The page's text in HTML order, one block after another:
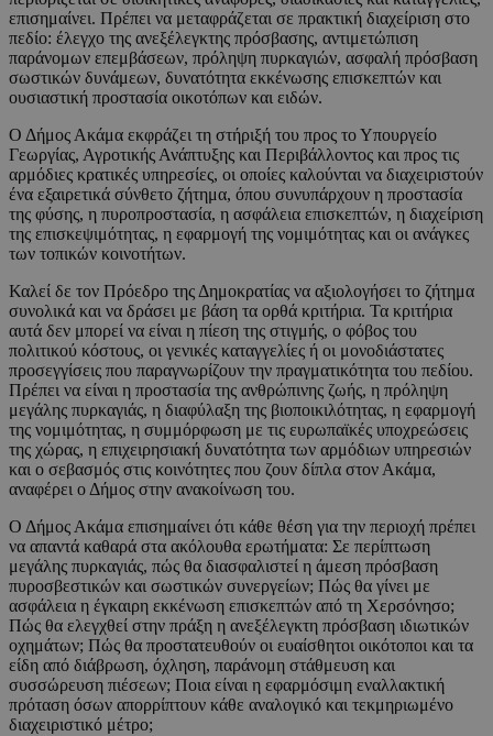
επισημαίνει. Πρέπει να μεταφράζεται σε πρακτική διαχείριση στο
πεδίο: έλεγχο της ανεξέλεγκτης πρόσβασης, αντιμετώπιση
παράνομων επεμβάσεων, πρόληψη πυρκαγιών, ασφαλή πρόσβαση
σωστικών δυνάμεων, δυνατότητα εκκένωσης επισκεπτών και
ουσιαστική προστασία οικοτόπων και ειδών.
Ο Δήμος Ακάμα εκφράζει τη στήριξή του προς το Υπουργείο
Γεωργίας, Αγροτικής Ανάπτυξης και Περιβάλλοντος και προς τις
αρμόδιες κρατικές υπηρεσίες, οι οποίες καλούνται να διαχειριστούν
ένα εξαιρετικά σύνθετο ζήτημα, όπου συνυπάρχουν η προστασία
της φύσης, η πυροπροστασία, η ασφάλεια επισκεπτών, η διαχείριση
της επισκεψιμότητας, η εφαρμογή της νομιμότητας και οι ανάγκες
των τοπικών κοινοτήτων.
Καλεί δε τον Πρόεδρο της Δημοκρατίας να αξιολογήσει το ζήτημα
συνολικά και να δράσει με βάση τα ορθά κριτήρια. Τα κριτήρια
αυτά δεν μπορεί να είναι η πίεση της στιγμής, ο φόβος του
πολιτικού κόστους, οι γενικές καταγγελίες ή οι μονοδιάστατες
προσεγγίσεις που παραγνωρίζουν την πραγματικότητα του πεδίου.
Πρέπει να είναι η προστασία της ανθρώπινης ζωής, η πρόληψη
μεγάλης πυρκαγιάς, η διαφύλαξη της βιοποικιλότητας, η εφαρμογή
της νομιμότητας, η συμμόρφωση με τις ευρωπαϊκές υποχρεώσεις
της χώρας, η επιχειρησιακή δυνατότητα των αρμόδιων υπηρεσιών
και ο σεβασμός στις κοινότητες που ζουν δίπλα στον Ακάμα,
αναφέρει ο Δήμος στην ανακοίνωση του.
Ο Δήμος Ακάμα επισημαίνει ότι κάθε θέση για την περιοχή πρέπει
να απαντά καθαρά στα ακόλουθα ερωτήματα: Σε περίπτωση
μεγάλης πυρκαγιάς, πώς θα διασφαλιστεί η άμεση πρόσβαση
πυροσβεστικών και σωστικών συνεργείων; Πώς θα γίνει με
ασφάλεια η έγκαιρη εκκένωση επισκεπτών από τη Χερσόνησο;
Πώς θα ελεγχθεί στην πράξη η ανεξέλεγκτη πρόσβαση ιδιωτικών
οχημάτων; Πώς θα προστατευθούν οι ευαίσθητοι οικότοποι και τα
είδη από διάβρωση, όχληση, παράνομη στάθμευση και
συσσώρευση πιέσεων; Ποια είναι η εφαρμόσιμη εναλλακτική
πρόταση όσων απορρίπτουν κάθε αναλογικό και τεκμηριωμένο
διαχειριστικό μέτρο;